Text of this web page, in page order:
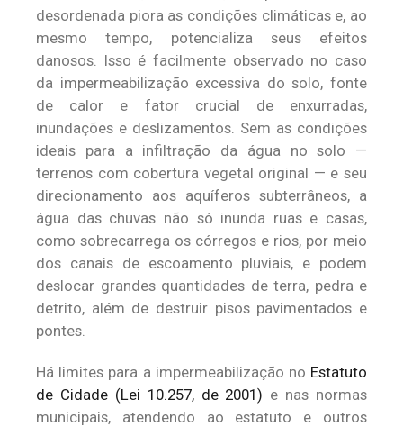
desordenada piora as condições climáticas e, ao
mesmo tempo, potencializa seus efeitos
danosos. Isso é facilmente observado no caso
da impermeabilização excessiva do solo, fonte
de calor e fator crucial de enxurradas,
inundações e deslizamentos. Sem as condições
ideais para a infiltração da água no solo —
terrenos com cobertura vegetal original — e seu
direcionamento aos aquíferos subterrâneos, a
água das chuvas não só inunda ruas e casas,
como sobrecarrega os córregos e rios, por meio
dos canais de escoamento pluviais, e podem
deslocar grandes quantidades de terra, pedra e
detrito, além de destruir pisos pavimentados e
pontes.
Há limites para a impermeabilização no Estatuto
de Cidade (Lei 10.257, de 2001) e nas normas
municipais, atendendo ao estatuto e outros